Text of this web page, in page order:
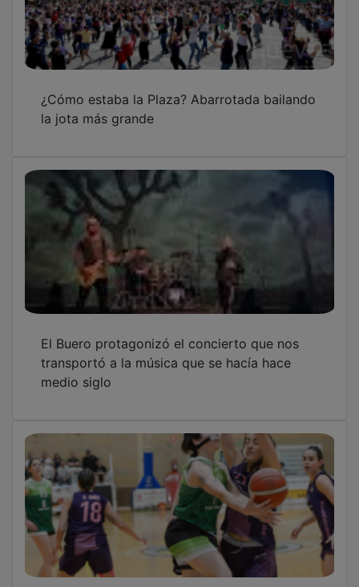
¿Cómo estaba la Plaza? Abarrotada bailando
la jota más grande
El Buero protagonizó el concierto que nos
transportó a la música que se hacía hace
medio siglo